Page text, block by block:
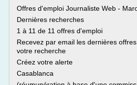
Offres d'emploi Journaliste Web -
Dernières recherches
1 à 11 de 11 offres d'emploi
Recevez par email les dernières
votre recherche
Créez votre alerte
Casablanca